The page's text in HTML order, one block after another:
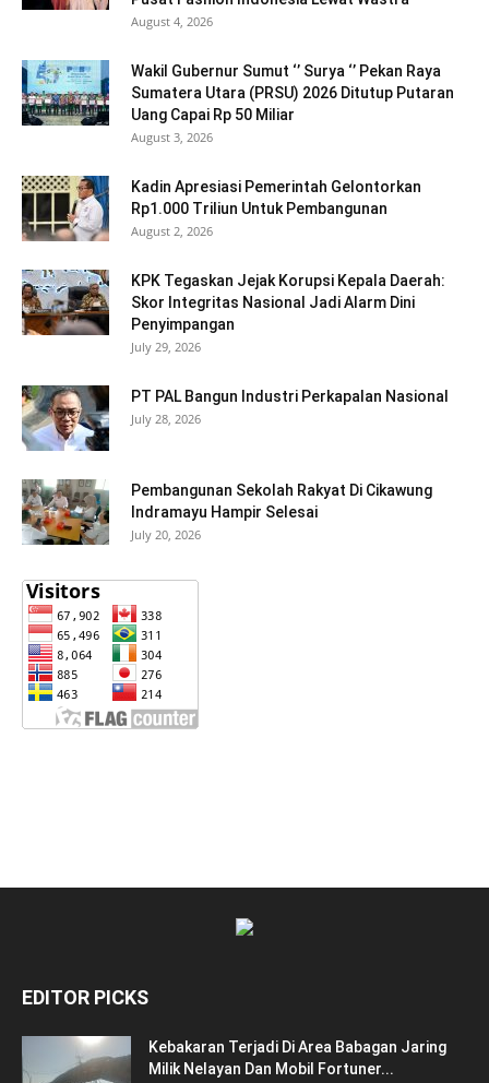
August 4, 2026
Wakil Gubernur Sumut ‘’ Surya ‘’ Pekan Raya
Sumatera Utara (PRSU) 2026 Ditutup Putaran
Uang Capai Rp 50 Miliar
August 3, 2026
Kadin Apresiasi Pemerintah Gelontorkan
Rp1.000 Triliun Untuk Pembangunan
August 2, 2026
KPK Tegaskan Jejak Korupsi Kepala Daerah:
Skor Integritas Nasional Jadi Alarm Dini
Penyimpangan
July 29, 2026
PT PAL Bangun Industri Perkapalan Nasional
July 28, 2026
Pembangunan Sekolah Rakyat Di Cikawung
Indramayu Hampir Selesai
July 20, 2026
EDITOR PICKS
Kebakaran Terjadi Di Area Babagan Jaring
Milik Nelayan Dan Mobil Fortuner...